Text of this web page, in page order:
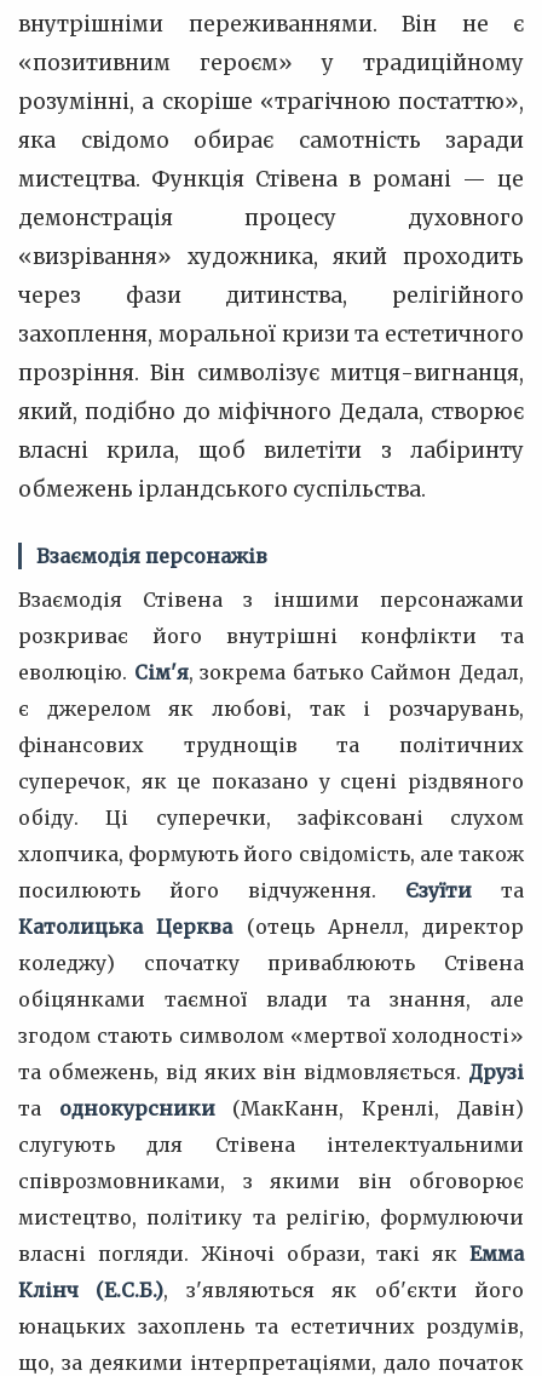
внутрішніми переживаннями. Він не є
«позитивним героєм» у традиційному
розумінні, а скоріше «трагічною постаттю»,
яка свідомо обирає самотність заради
мистецтва. Функція Стівена в романі — це
демонстрація процесу духовного
«визрівання» художника, який проходить
через фази дитинства, релігійного
захоплення, моральної кризи та естетичного
прозріння. Він символізує митця-вигнанця,
який, подібно до міфічного Дедала, створює
власні крила, щоб вилетіти з лабіринту
обмежень ірландського суспільства.
Взаємодія персонажів
Взаємодія Стівена з іншими персонажами
розкриває його внутрішні конфлікти та
еволюцію. Сім'я, зокрема батько Саймон Дедал,
є джерелом як любові, так і розчарувань,
фінансових труднощів та політичних
суперечок, як це показано у сцені різдвяного
обіду. Ці суперечки, зафіксовані слухом
хлопчика, формують його свідомість, але також
посилюють його відчуження. Єзуїти та
Католицька Церква(отець Арнелл, директор
коледжу) спочатку приваблюють Стівена
обіцянками таємної влади та знання, але
згодом стають символом «мертвої холодності»
та обмежень, від яких він відмовляється. Друзі
та однокурсники(МакКанн, Кренлі, Давін)
слугують для Стівена інтелектуальними
співрозмовниками, з якими він обговорює
мистецтво, політику та релігію, формулюючи
власні погляди. Жіночі образи, такі як Емма
Клінч (Е.С.Б.), з'являються як об'єкти його
юнацьких захоплень та естетичних роздумів,
що, за деякими інтерпретаціями, дало початок